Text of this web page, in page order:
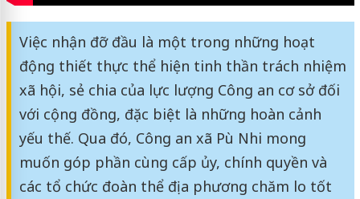
Việc nhận đỡ đầu là một trong những hoạt
động thiết thực thể hiện tinh thần trách nhiệm
xã hội, sẻ chia của lực lượng Công an cơ sở đối
với cộng đồng, đặc biệt là những hoàn cảnh
yếu thế. Qua đó, Công an xã Pù Nhi mong
muốn góp phần cùng cấp ủy, chính quyền và
các tổ chức đoàn thể địa phương chăm lo tốt